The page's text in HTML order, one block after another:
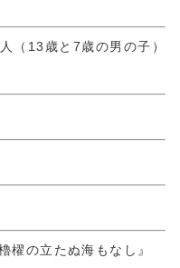
歳と7歳の男の子）
の立たぬ海もなし』